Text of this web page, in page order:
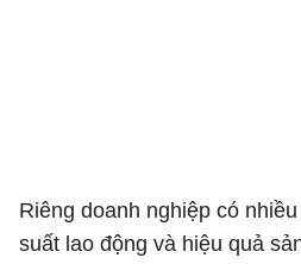
Riêng doanh nghiệp có
suất lao động và hiệu quả